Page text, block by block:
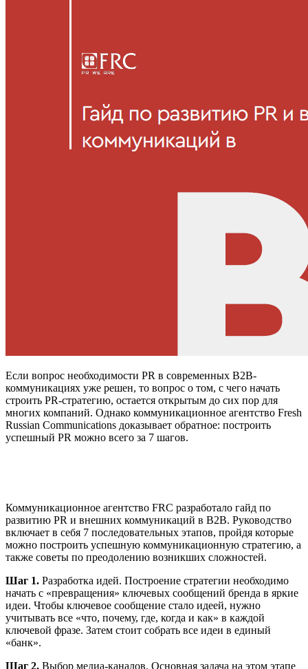
Если вопрос необходимости PR в современных B2B-
коммуникациях уже решен, то вопрос о том, с чего начать
строить PR-стратегию, остается открытым до сих пор для
многих компаний. Однако коммуникационное агентство Fresh
Russian Communications доказывает обратное: построить
успешный PR можно всего за 7 шагов.
Коммуникационное агентство FRC разработало гайд по
развитию PR и внешних коммуникаций в B2B. Руководство
включает в себя 7 последовательных этапов, пройдя которые
можно построить успешную коммуникационную стратегию, а
также советы по преодолению возникших сложностей.
Шаг 1. Разработка идей. Построение стратегии необходимо
начать с «превращения» ключевых сообщений бренда в яркие
идеи. Чтобы ключевое сообщение стало идеей, нужно
учитывать все «что, почему, где, когда и как» в каждой
ключевой фразе. Затем стоит собрать все идеи в единый
«банк».
Шаг 2. Выбор медиа-каналов. Основная задача на этом этапе